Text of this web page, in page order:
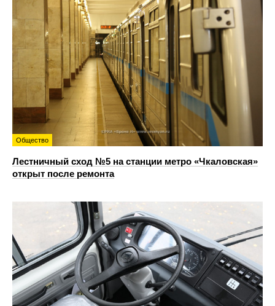
Общество
Лестничный сход №5 на станции метро «Чкаловская»
открыт после ремонта